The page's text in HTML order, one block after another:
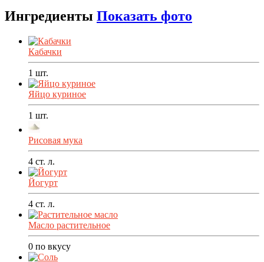
Ингредиенты Показать фото
Кабачки
1 шт.
Яйцо куриное
1 шт.
Рисовая мука
4 ст. л.
Йогурт
4 ст. л.
Масло растительное
0 по вкусу